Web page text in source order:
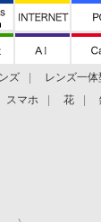
ズ レンズ一体
スマホ 花